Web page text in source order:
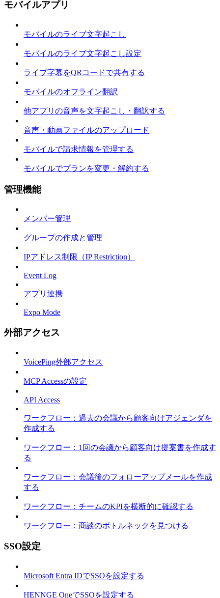
モバイルアプリ
モバイルのライブ文字起こし
モバイルのライブ文字起こし設定
ライブ字幕をQRコードで共有する
モバイルのオフライン翻訳
他アプリの音声を文字起こし・翻訳する
音声・動画ファイルのアップロード
モバイルで請求情報を管理する
モバイルでプランを変更・解約する
管理機能
メンバー管理
グループの作成と管理
IPアドレス制限（IP Restriction）
Event Log
アプリ連携
Expo Mode
外部アクセス
VoicePing外部アクセス
MCP Accessの設定
API Access
ワークフロー：過去の会議から顧客向けアジェンダを
作成する
ワークフロー：1回の会議から顧客向け提案書を作成す
る
ワークフロー：会議後のフォローアップメールを作成
する
ワークフロー：チームのKPIを横断的に確認する
ワークフロー：商談のボトルネックを見つける
SSO設定
Microsoft Entra IDでSSOを設定する
HENNGE OneでSSOを設定する